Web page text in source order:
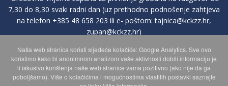
7,30 do 8,30 svaki radni dan (uz prethodno podnošenje zahtjeva
na telefon +385 48 658 203 ili e- poštom:tajnica@kckzz.hr,
zupan@kckzz.hr)
POLITIKA ZAŠTITE PRIVATNOSTI OSOBNIH PODATAKA
Naša web stranica koristi sljedeće kolačiće: Google Analytics. Sve ovo
koristimo kako bi anonimnom analizom vaše aktivnosti dobili informaciju je
li iskustvo korištenja naše web stranice vama pozitivno (ako nije da ga
poboljšamo). Više o kolačićima i mogućnostima vlastitih postavki saznajte